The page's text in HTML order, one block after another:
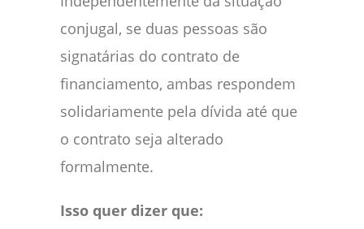
conjugal, se duas pessoas são
signatárias do contrato de
financiamento, ambas respondem
solidariamente pela dívida até que
o contrato seja alterado
formalmente.
Isso quer dizer que: